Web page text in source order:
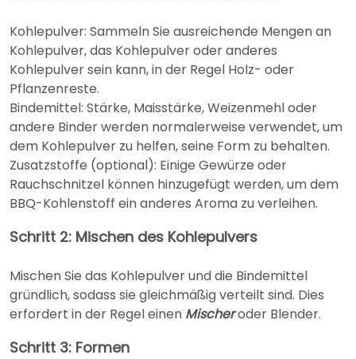
Kohlepulver: Sammeln Sie ausreichende Mengen an
Kohlepulver, das Kohlepulver oder anderes
Kohlepulver sein kann, in der Regel Holz- oder
Pflanzenreste.
Bindemittel: Stärke, Maisstärke, Weizenmehl oder
andere Binder werden normalerweise verwendet, um
dem Kohlepulver zu helfen, seine Form zu behalten.
Zusatzstoffe (optional): Einige Gewürze oder
Rauchschnitzel können hinzugefügt werden, um dem
BBQ-Kohlenstoff ein anderes Aroma zu verleihen.
Schritt 2: Mischen des Kohlepulvers
Mischen Sie das Kohlepulver und die Bindemittel
gründlich, sodass sie gleichmäßig verteilt sind. Dies
erfordert in der Regel einen Mischeroder Blender.
Schritt 3: Formen